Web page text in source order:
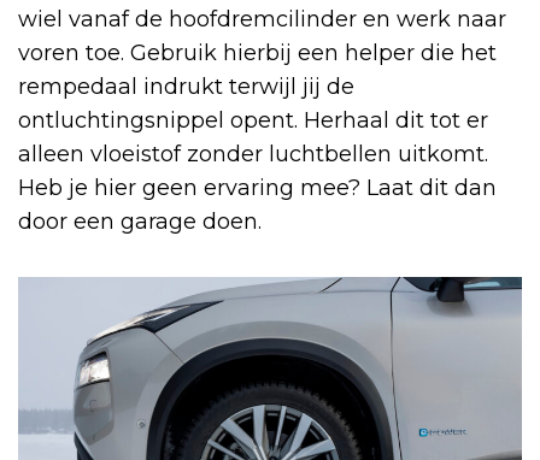
wiel vanaf de hoofdremcilinder en werk naar
voren toe. Gebruik hierbij een helper die het
rempedaal indrukt terwijl jij de
ontluchtingsnippel opent. Herhaal dit tot er
alleen vloeistof zonder luchtbellen uitkomt.
Heb je hier geen ervaring mee? Laat dit dan
door een garage doen.